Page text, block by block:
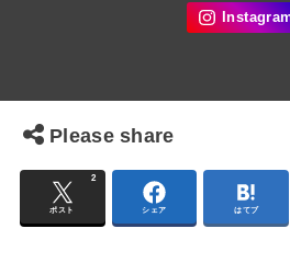
Please share
ポスト
2
シェア はてブ